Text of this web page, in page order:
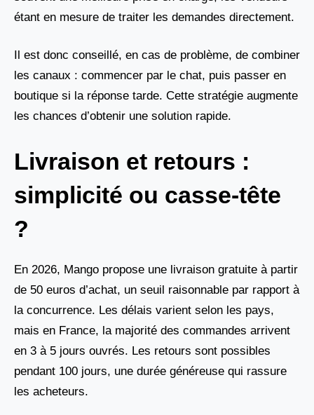
étant en mesure de traiter les demandes directement.
Il est donc conseillé, en cas de problème, de combiner
les canaux : commencer par le chat, puis passer en
boutique si la réponse tarde. Cette stratégie augmente
les chances d’obtenir une solution rapide.
Livraison et retours :
simplicité ou casse-tête
?
En 2026, Mango propose une livraison gratuite à partir
de 50 euros d’achat, un seuil raisonnable par rapport à
la concurrence. Les délais varient selon les pays,
mais en France, la majorité des commandes arrivent
en 3 à 5 jours ouvrés. Les retours sont possibles
pendant 100 jours, une durée généreuse qui rassure
les acheteurs.